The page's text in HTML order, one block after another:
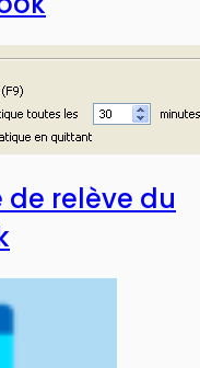
relève du